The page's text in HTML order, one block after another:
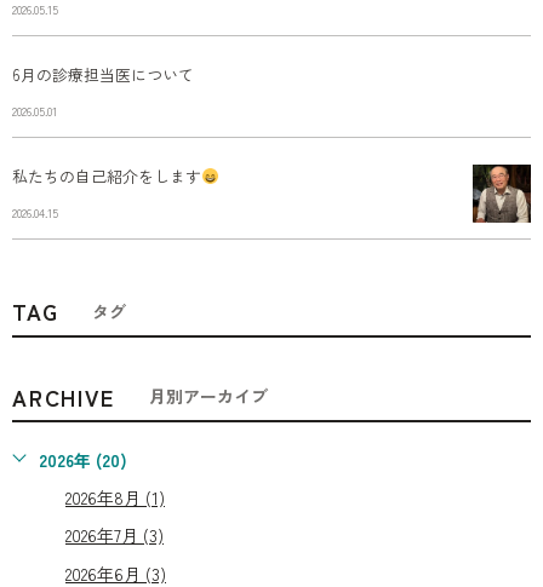
2026.05.15
6月の診療担当医について
2026.05.01
私たちの自己紹介をします
2026.04.15
TAG タグ
ARCHIVE 月別アーカイブ
2026年 (20)
2026年8月 (1)
2026年7月 (3)
2026年6月 (3)